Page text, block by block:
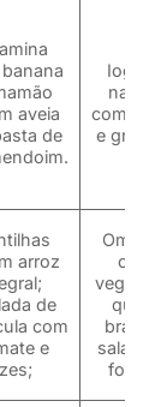
aveia
de
Iogurte
natural
com
e
arroz
de
com
e
com
vegetais
queijo
branco;
salada
folhas.